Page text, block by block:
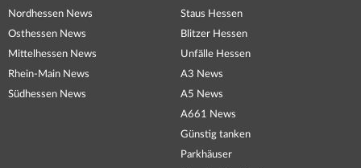
Nordhessen News
Osthessen News
Mittelhessen News
Rhein-Main News
Südhessen News
Staus Hessen
Blitzer Hessen
Unfälle Hessen
A3 News
A5 News
A661 News
Günstig tanken
Parkhäuser